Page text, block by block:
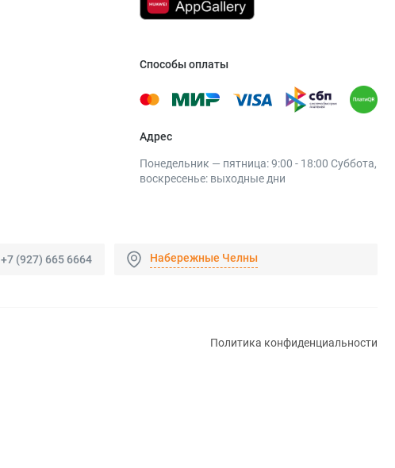
Способы оплаты
Адрес
Понедельник — пятница: 9:00 - 18:00 Суббота,
воскресенье: выходные дни
+7 (927) 665 6664 Набережные Челны
Политика конфиденциальности